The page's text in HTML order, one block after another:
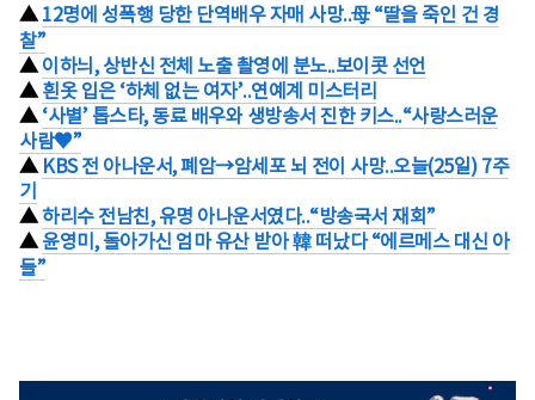
▲ 12명에 성폭행 당한 단역배우 자매 사망..母 “딸을 죽인 건 경
찰”
▲ 이하늬, 상반신 전체 노출 촬영에 분노..보이콧 선언
▲ 흰옷 입은 ‘하체 없는 여자’..연예계 미스터리
▲ ‘사별’ 톱스타, 동료 배우와 생방송서 진한 키스..“사랑스러운
사람♥”
▲ KBS 전 아나운서, 폐암→암세포 뇌 전이 사망..오늘(25일) 7주
기
▲하리수 전남친, 유명 아나운서였다..“방송국서 재회”
▲ 윤영미, 돌아가신 엄마 유산 받아 韓 떠났다 “에르메스 대신 아
들”